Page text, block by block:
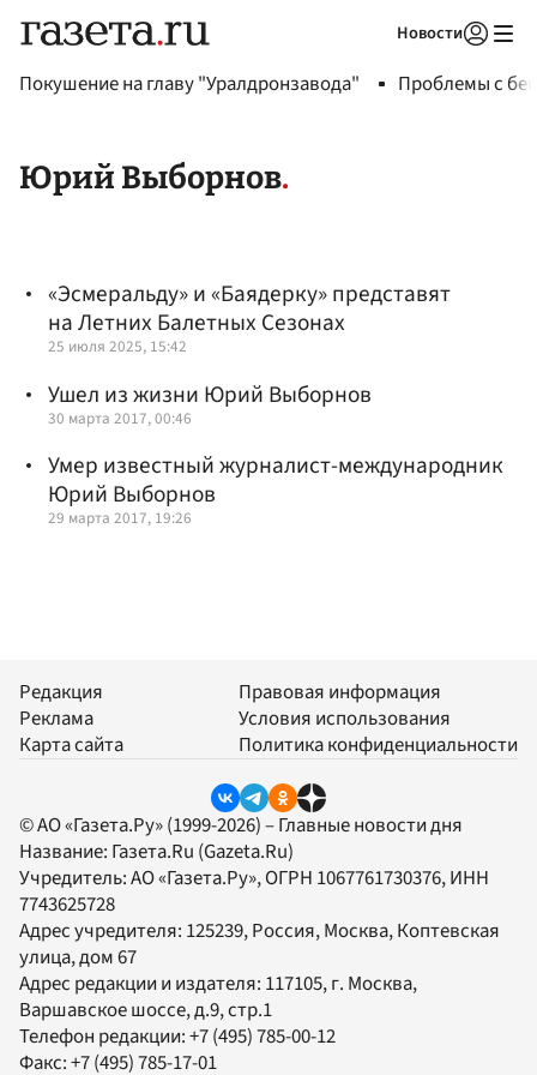
Новости
Покушение на главу "Уралдронзавода" Проблемы с
Юрий Выборнов
«Эсмеральду» и «Баядерку» представят
на Летних Балетных Сезонах
25 июля 2025, 15:42
Ушел из жизни Юрий Выборнов
30 марта 2017, 00:46
Умер известный журналист-международник
Юрий Выборнов
29 марта 2017, 19:26
Редакция
Реклама
Карта сайта
Правовая информация
Условия использования
Политика конфиденциальности
© АО «Газета.Ру» (1999-2026) – Главные новости дня
Название: Газета.Ru (Gazeta.Ru)
Учредитель:АО «Газета.Ру», ОГРН 1067761730376, ИНН
7743625728
Адрес учредителя: 125239, Россия, Москва, Коптевская
улица, дом 67
Адрес редакции и издателя: 117105, г. Москва,
Варшавское шоссе, д.9, стр.1
Телефон редакции:+7 (495) 785-00-12
Факс:+7 (495) 785-17-01